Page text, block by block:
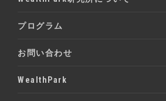
プログラム
お問い合わせ
WealthPark